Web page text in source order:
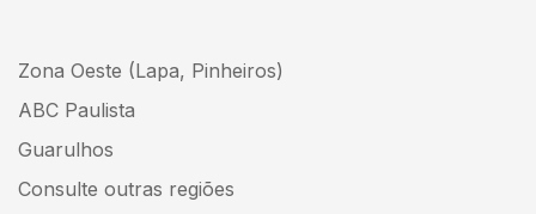
Zona Oeste (Lapa, Pinheiros)
ABC Paulista
Guarulhos
Consulte outras regiões